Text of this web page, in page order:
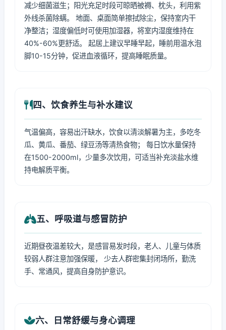
减少细菌滋生；阳光充足时段可晾晒被褥、枕头，利用紫
外线杀菌除螨。 地面、桌面简单擦拭除尘，保持室内干
净整洁；湿度偏低时可使用加湿器，将室内湿度维持在
40%-60%更舒适。 起居上建议早睡早起，睡前用温水泡
脚10-15分钟，促进血液循环，提高睡眠质量。
四、饮食养生与补水建议
气温偏高，容易出汗缺水，饮食以清淡解暑为主，多吃冬
瓜、黄瓜、番茄、绿豆汤等清热食物； 每日饮水量保持
在1500-2000ml，少量多次饮用，可适当补充淡盐水维
持电解质平衡。
五、呼吸道与感冒防护
近期昼夜温差较大，是感冒易发时段，老人、儿童与体质
较弱人群注意加强保暖， 少去人群密集封闭场所，勤洗
手、常通风，提高自身防护意识。
六、日常舒缓与身心调理